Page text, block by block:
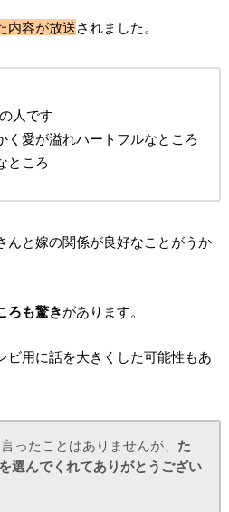
内容が放送されました。
人です
く愛が溢れハートフルなところ
ところ
んと嫁の関係が良好なことがうか
ろも驚きがあります。
ビ用に話を大きくした可能性もあ
ったことはありませんが、 た
選んでくれてありがとうござい